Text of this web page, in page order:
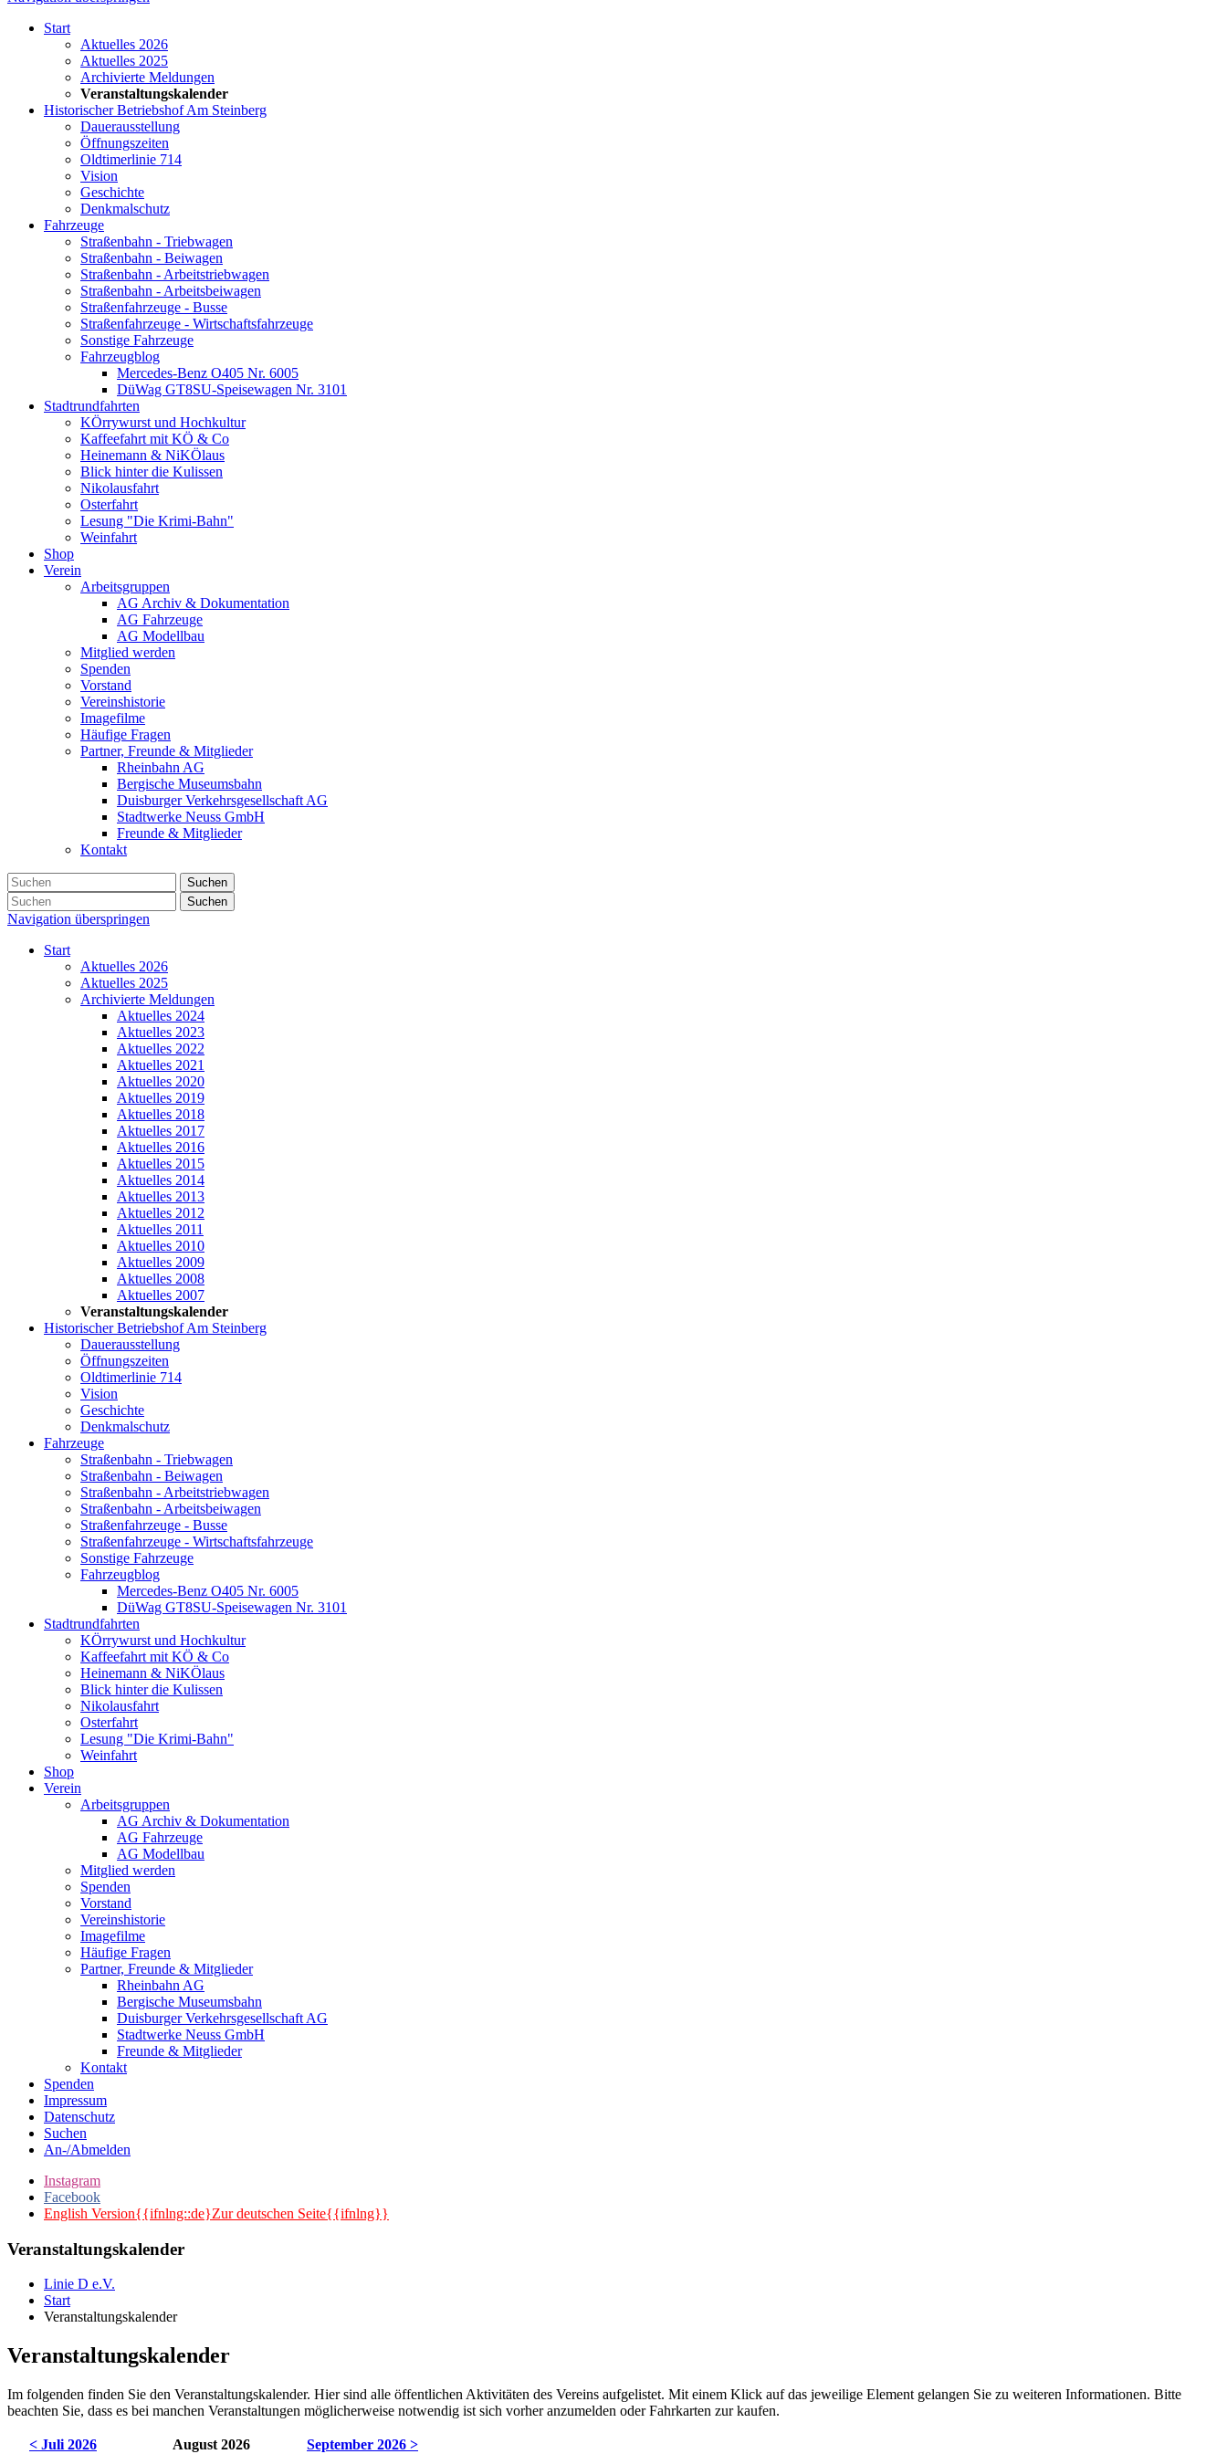
Start
Aktuelles 2026
Aktuelles 2025
Archivierte Meldungen
Veranstaltungskalender
Historischer Betriebshof Am Steinberg
Dauerausstellung
Öffnungszeiten
Oldtimerlinie 714
Vision
Geschichte
Denkmalschutz
Fahrzeuge
Straßenbahn - Triebwagen
Straßenbahn - Beiwagen
Straßenbahn - Arbeitstriebwagen
Straßenbahn - Arbeitsbeiwagen
Straßenfahrzeuge - Busse
Straßenfahrzeuge - Wirtschaftsfahrzeuge
Sonstige Fahrzeuge
Fahrzeugblog
Mercedes-Benz O405 Nr. 6005
DüWag GT8SU-Speisewagen Nr. 3101
Stadtrundfahrten
KÖrrywurst und Hochkultur
Kaffeefahrt mit KÖ & Co
Heinemann & NiKÖlaus
Blick hinter die Kulissen
Nikolausfahrt
Osterfahrt
Lesung "Die Krimi-Bahn"
Weinfahrt
Shop
Verein
Arbeitsgruppen
AG Archiv & Dokumentation
AG Fahrzeuge
AG Modellbau
Mitglied werden
Spenden
Vorstand
Vereinshistorie
Imagefilme
Häufige Fragen
Partner, Freunde & Mitglieder
Rheinbahn AG
Bergische Museumsbahn
Duisburger Verkehrsgesellschaft AG
Stadtwerke Neuss GmbH
Freunde & Mitglieder
Kontakt
Suchen
Suchen
Navigation überspringen
Start
Aktuelles 2026
Aktuelles 2025
Archivierte Meldungen
Aktuelles 2024
Aktuelles 2023
Aktuelles 2022
Aktuelles 2021
Aktuelles 2020
Aktuelles 2019
Aktuelles 2018
Aktuelles 2017
Aktuelles 2016
Aktuelles 2015
Aktuelles 2014
Aktuelles 2013
Aktuelles 2012
Aktuelles 2011
Aktuelles 2010
Aktuelles 2009
Aktuelles 2008
Aktuelles 2007
Veranstaltungskalender
Historischer Betriebshof Am Steinberg
Dauerausstellung
Öffnungszeiten
Oldtimerlinie 714
Vision
Geschichte
Denkmalschutz
Fahrzeuge
Straßenbahn - Triebwagen
Straßenbahn - Beiwagen
Straßenbahn - Arbeitstriebwagen
Straßenbahn - Arbeitsbeiwagen
Straßenfahrzeuge - Busse
Straßenfahrzeuge - Wirtschaftsfahrzeuge
Sonstige Fahrzeuge
Fahrzeugblog
Mercedes-Benz O405 Nr. 6005
DüWag GT8SU-Speisewagen Nr. 3101
Stadtrundfahrten
KÖrrywurst und Hochkultur
Kaffeefahrt mit KÖ & Co
Heinemann & NiKÖlaus
Blick hinter die Kulissen
Nikolausfahrt
Osterfahrt
Lesung "Die Krimi-Bahn"
Weinfahrt
Shop
Verein
Arbeitsgruppen
AG Archiv & Dokumentation
AG Fahrzeuge
AG Modellbau
Mitglied werden
Spenden
Vorstand
Vereinshistorie
Imagefilme
Häufige Fragen
Partner, Freunde & Mitglieder
Rheinbahn AG
Bergische Museumsbahn
Duisburger Verkehrsgesellschaft AG
Stadtwerke Neuss GmbH
Freunde & Mitglieder
Kontakt
Spenden
Impressum
Datenschutz
Suchen
An-/Abmelden
Instagram
Facebook
English Version{{ifnlng::de}Zur deutschen Seite{{ifnlng}}
Veranstaltungskalender
Linie D e.V.
Start
Veranstaltungskalender
Veranstaltungskalender
Im folgenden finden Sie den Veranstaltungskalender. Hier sind alle öffentlichen Aktivitäten des Vereins aufgelistet. Mit einem Klick auf das jeweilige Element gelangen Sie zu weiteren Informationen. Bitte
beachten Sie, dass es bei manchen Veranstaltungen möglicherweise notwendig ist sich vorher anzumelden oder Fahrkarten zur kaufen.
< Juli 2026 August 2026 September 2026 >